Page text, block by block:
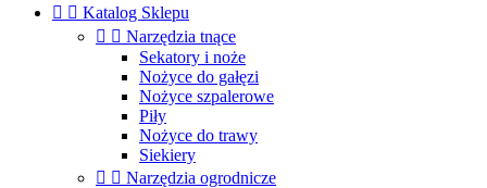
  Katalog Sklepu
  Narzędzia tnące
Sekatory i noże
Nożyce do gałęzi
Nożyce szpalerowe
Piły
Nożyce do trawy
Siekiery
  Narzędzia ogrodnicze